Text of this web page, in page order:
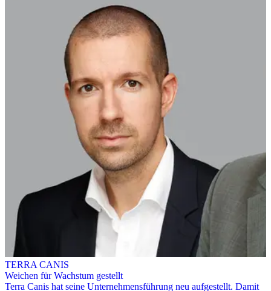
TERRA CANIS
Weichen für Wachstum gestellt
Terra Canis hat seine Unternehmensführung neu aufgestellt. Damit